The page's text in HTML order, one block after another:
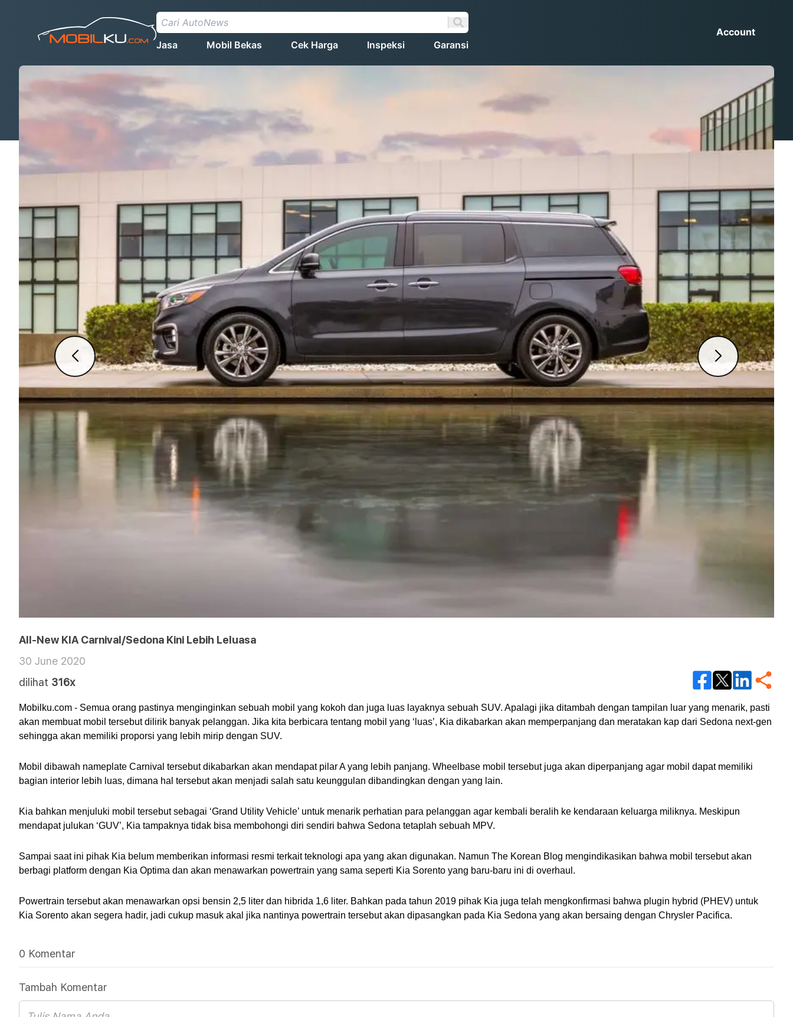
Jasa Mobil Bekas Cek Harga Inspeksi Garansi
Account
All-New KIA Carnival/Sedona Kini Lebih Leluasa
30 June 2020
dilihat 316x
Mobilku.com - Semua orang pastinya menginginkan sebuah mobil yang kokoh dan juga luas layaknya sebuah SUV. Apalagi jika ditambah dengan tampilan luar yang menarik, pasti
akan membuat mobil tersebut dilirik banyak pelanggan. Jika kita berbicara tentang mobil yang ‘luas’, Kia dikabarkan akan memperpanjang dan meratakan kap dari Sedona next-gen
sehingga akan memiliki proporsi yang lebih mirip dengan SUV.
Mobil dibawah nameplate Carnival tersebut dikabarkan akan mendapat pilar A yang lebih panjang. Wheelbase mobil tersebut juga akan diperpanjang agar mobil dapat memiliki
bagian interior lebih luas, dimana hal tersebut akan menjadi salah satu keunggulan dibandingkan dengan yang lain.
Kia bahkan menjuluki mobil tersebut sebagai ‘Grand Utility Vehicle’ untuk menarik perhatian para pelanggan agar kembali beralih ke kendaraan keluarga miliknya. Meskipun
mendapat julukan ‘GUV’, Kia tampaknya tidak bisa membohongi diri sendiri bahwa Sedona tetaplah sebuah MPV.
Sampai saat ini pihak Kia belum memberikan informasi resmi terkait teknologi apa yang akan digunakan. Namun The Korean Blog mengindikasikan bahwa mobil tersebut akan
berbagi platform dengan Kia Optima dan akan menawarkan powertrain yang sama seperti Kia Sorento yang baru-baru ini di overhaul.
Powertrain tersebut akan menawarkan opsi bensin 2,5 liter dan hibrida 1,6 liter. Bahkan pada tahun 2019 pihak Kia juga telah mengkonfirmasi bahwa plugin hybrid (PHEV) untuk
Kia Sorento akan segera hadir, jadi cukup masuk akal jika nantinya powertrain tersebut akan dipasangkan pada Kia Sedona yang akan bersaing dengan Chrysler Pacifica.
0 Komentar
Tambah Komentar